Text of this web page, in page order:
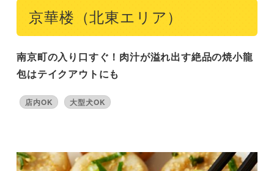
京華楼（北東エリア）
南京町の入り口すぐ！肉汁が溢れ出す絶品の焼小龍
包はテイクアウトにも
店内OK 大型犬OK